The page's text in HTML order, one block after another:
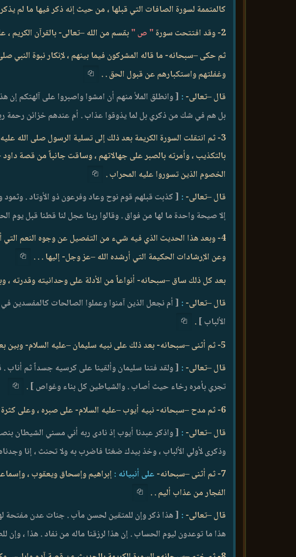
كالمتممة لسورة الصافات التي قبلها ، من حيث إنه ذكر فيها ما لم
2- وقد افتتحت سورة
" ص "بقسم من الله –تعالى- بالقرآن الكريم
ثم حكى –سبحانه- ما قاله المشركون فيما بينهم ، لإنكار نبوة النبي
وغفلتهم واستكبارهم عن قبول الحق . .
قال –تعالى- : [ وانطلق الملأ منهم أن امشوا واصبروا على آلهتكم إن
بل هم في شك من ذكري بل لما يذوقوا عذاب . أم عندهم خزائن رحمة
3- ثم انتقلت السورة الكريمة بعد ذلك إلى تسلية الرسول صلى الله
بالتكذيب ، وأمرته بالصبر على جهالاتهم ، وساقت جانباً من قصة
الخصوم الذين تسوروا عليه المحراب .
قال –تعالى- : [ كذبت قبلهم قوم نوح وعاد وفرعون ذو الأوتاد .
إلا صيحة واحدة ما لها من فواق . وقالوا ربنا عجل لنا قطنا قبل يوم
4- وبعد هذا الحديث الذي فيه شيء من التفصيل عن وجوه النعم التي
وعن الإرشادات الحكيمة التي أرشده الله –عز وجل- إليها . . .
بعد كل ذلك ساق –سبحانه- أنواعاً من الأدلة على وحدانيته وقدرته ،
قال –تعالى- : [ أم نجعل الذين آمنوا وعملوا الصالحات كالمفسدين في
الألباب ] .
5- ثم أثنى –سبحانه- بعد ذلك على نبيه سليمان –عليه السلام- وبين بعض النعم التي منحها له ، كما بين موقفه مما اختبره –تعالى- به . . .
قال –تعالى- : [ ولقد فتنا سليمان وألقينا على كرسيه جسداً ثم
تجري بأمره رخاء حيث أصاب . والشياطين كل بناء وغواص ] .
6- ثم مدح –سبحانه- نبيه أيوب –عليه السلام- على صبره ، وعلى كثرة تضرعه إلى ربه ، وكيف أنه –تعالى- قد كافأه على ذلك بما يستحقه .
قال –تعالى- : [ واذكر عبدنا أيوب إذ نادى ربه أني مسني الشيطان
وذكرى لأولي الألباب ، وخذ بيدك ضغثا فاضرب به ولا تحنث ، إنا
7- ثم أثنى –سبحانه-
على أنبيائه :إبراهيم وإسحاق ويعقوب ،
الفجار من عذاب أليم . .
قال –تعالى- : [ هذا ذكر وإن للمتقين لحسن مآب . جنات عدن مفتحة
هذا ما توعدون ليوم الحساب . إن هذا لرزقنا ماله من نفاد . هذا ، وإن